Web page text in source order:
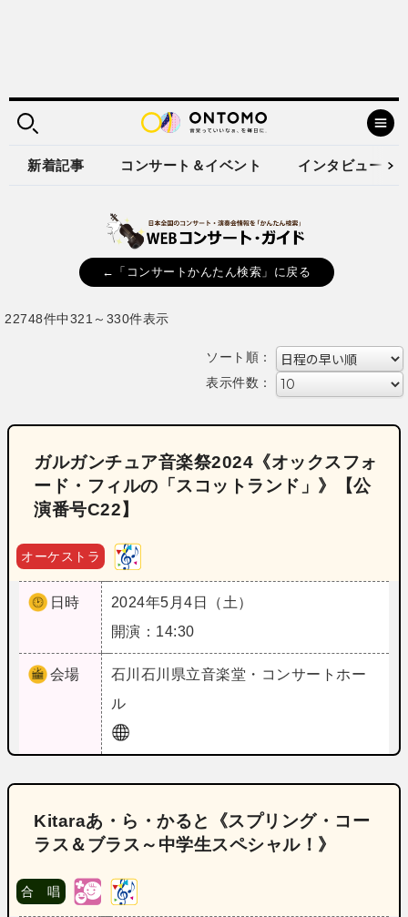
新着記事 コンサート＆イベント インタビュー
←「コンサートかんたん検索」に戻る
22748件中321～330件表示
ソート順：
表示件数：
ガルガンチュア音楽祭2024《オックスフォ
ード・フィルの「スコットランド」》【公
演番号C22】
オーケストラ
日時
2024年5月4日（土）
開演：14:30
会場 石川 石川県立音楽堂・コンサートホー
ル
Kitaraあ・ら・かると《スプリング・コー
ラス＆ブラス～中学生スペシャル！》
合 唱